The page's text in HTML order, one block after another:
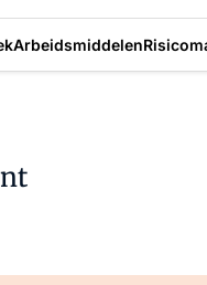
Arbeidsmiddelen